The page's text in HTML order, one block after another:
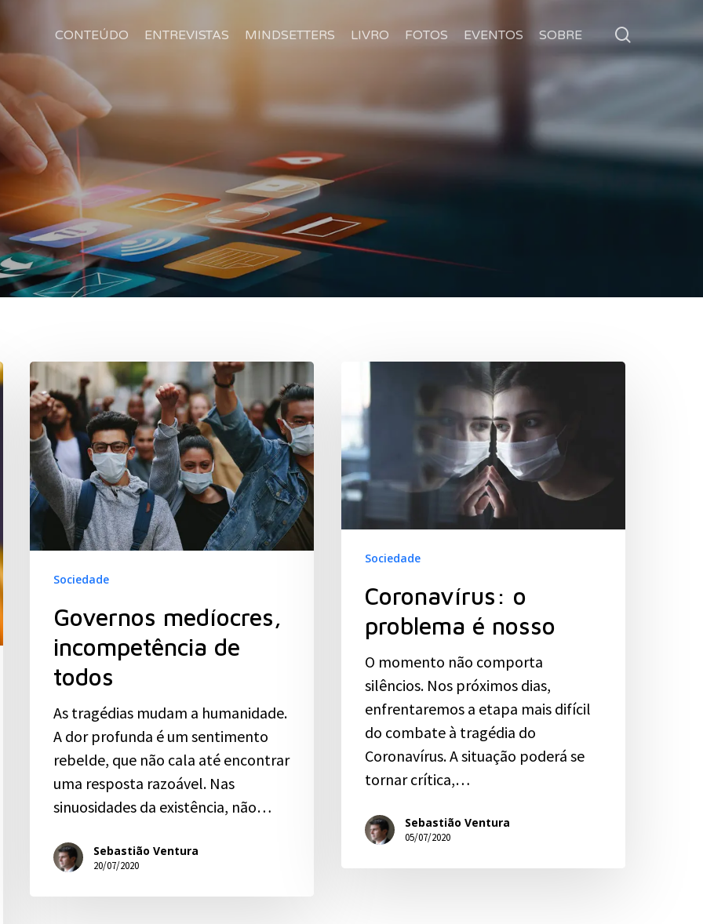
CONTEÚDO ENTREVISTAS MINDSETTERS LIVRO FOTOS EVENTOS SOBRE
Sociedade
Governos medíocres,
incompetência de
todos
As tragédias mudam a humanidade.
A dor profunda é um sentimento
rebelde, que não cala até encontrar
uma resposta razoável. Nas
sinuosidades da existência, não…
Sebastião Ventura
20/07/2020
Sociedade
Coronavírus: o
problema é nosso
O momento não comporta
silêncios. Nos próximos dias,
enfrentaremos a etapa mais difícil
do combate à tragédia do
Coronavírus. A situação poderá se
tornar crítica,…
Sebastião Ventura
05/07/2020